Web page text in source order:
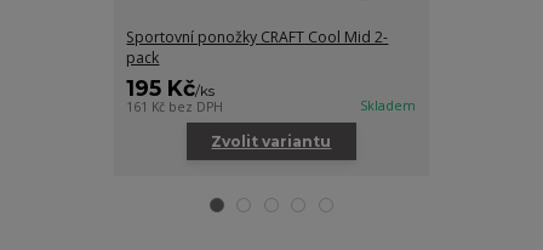
Sportovní ponožky CRAFT Cool Mid 2-
pack
195 Kč/ks
161 Kč bez DPH Skladem
Zvolit variantu